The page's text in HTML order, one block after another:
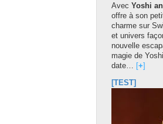
Avec Yoshi
offre à son
charme sur
et univers
nouvelle
magie de
date… [+]
[TEST]